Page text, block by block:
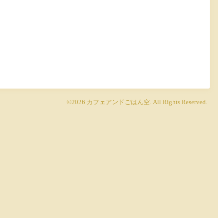
©2026 カフェアンドごはん空. All Rights Reserved.